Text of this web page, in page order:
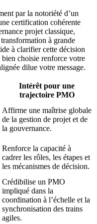
par la notoriété d’un
certification cohérente
projet classique,
à grande
à clarifier cette décision
choisie renforce votre
dilue votre message.
Intérêt pour une
trajectoire PMO
Affirme une maîtrise globale
de la gestion de projet et de
la gouvernance.
Renforce la capacité à
cadrer les rôles, les étapes et
les mécanismes de décision.
Crédibilise un PMO
impliqué dans la
coordination à l’échelle et la
synchronisation des trains
agiles.